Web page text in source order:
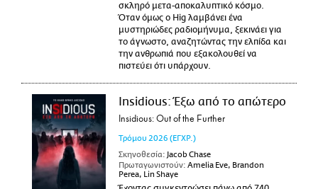
σκληρό μετα-αποκαλυπτικό κόσμο.
Όταν όμως ο Hig λαμβάνει ένα
μυστηριώδες ραδιομήνυμα, ξεκινάει για
το άγνωστο, αναζητώντας την ελπίδα και
την ανθρωπιά που εξακολουθεί να
πιστεύει ότι υπάρχουν.
Insidious: Έξω από το απώτερο
Insidious: Out of the Further
Τρόμου 2026 (ΕΓΧΡ.)
Σκηνοθεσία: Jacob Chase
Πρωταγωνιστούν: Amelia Eve, Brandon
Perea, Lin Shaye